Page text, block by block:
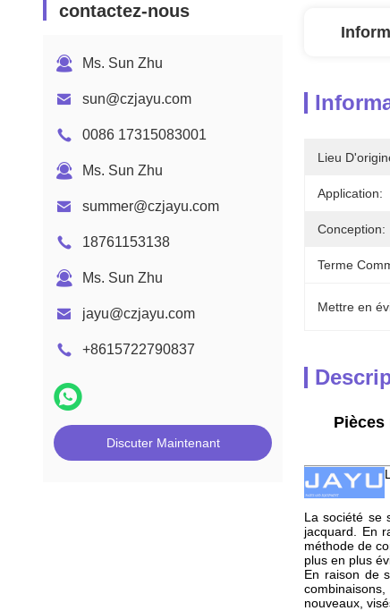
contactez-nous
Ms. Sun Zhu
sun@czjayu.com
0086 17315083001
Ms. Sun Zhu
summer@czjayu.com
18761153138
Ms. Sun Zhu
jayu@czjayu.com
+8615722790837
Discuter Maintenant
Lieu
Application:
Conception:
Terme
Mettre en
La société se
jacquard. En
méthode de
plus en plus
En raison de
nouveaux,